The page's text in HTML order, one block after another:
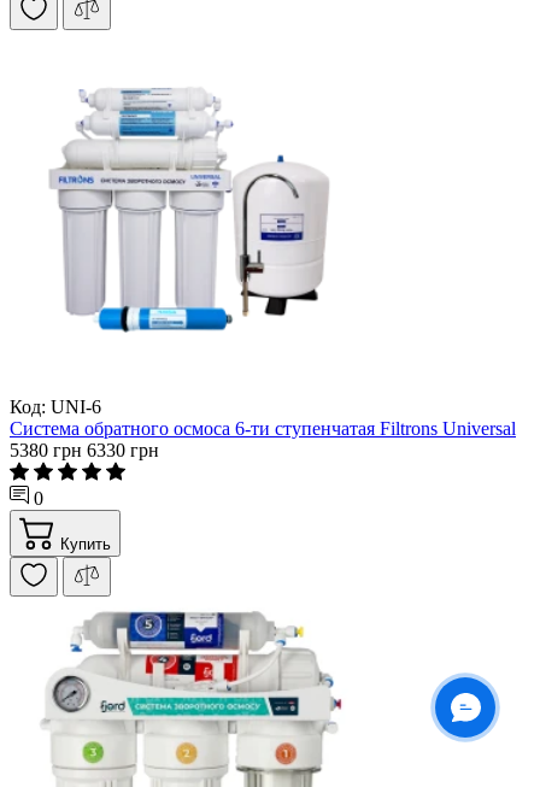
Код: UNI-6
Система обратного осмоса 6-ти ступенчатая Filtrons Universal
5380 грн 6330 грн
0
Купить
ОНЛАЙН ЧАТ